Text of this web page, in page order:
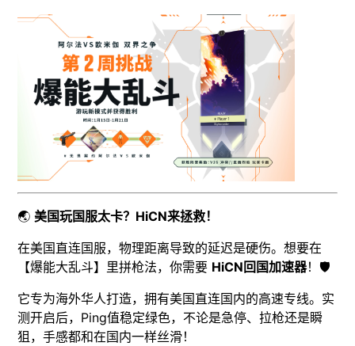
🌏美国玩国服太卡？HiCN来拯救！
在美国直连国服，物理距离导致的延迟是硬伤。想要在
【爆能大乱斗】里拼枪法，你需要 HiCN回国加速器！🛡️
它专为海外华人打造，拥有美国直连国内的高速专线。实
测开启后，Ping值稳定绿色，不论是急停、拉枪还是瞬
狙，手感都和在国内一样丝滑！